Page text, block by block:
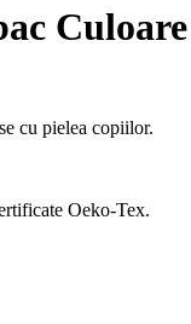
cu pielea copiilor.
Oeko-Tex.